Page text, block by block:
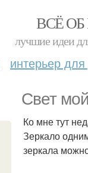
ВСЁ
лучшие идеи
интерьер
Свет
Ко мне тут
Зеркало
зеркала